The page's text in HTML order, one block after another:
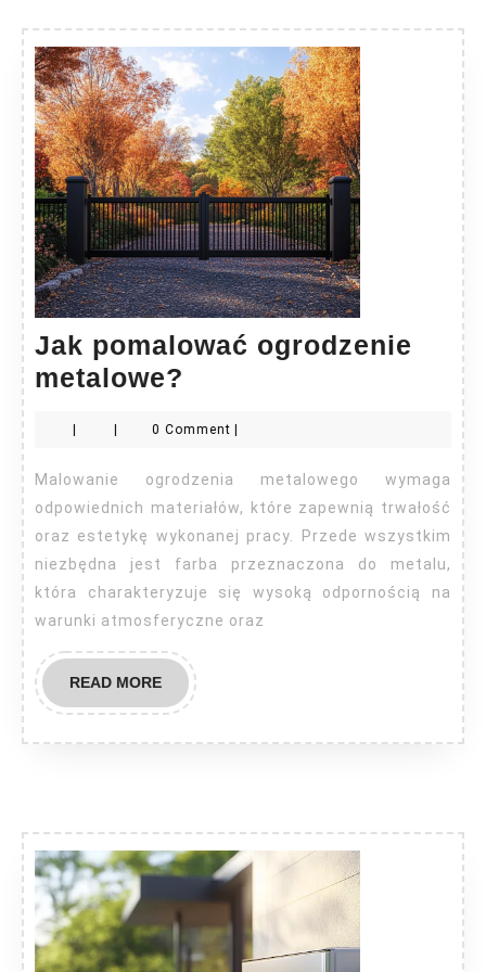
Jak pomalować ogrodzenie
metalowe?
ogrodzenie
metalowe?
| | 0 Comment |
Malowanie ogrodzenia metalowego wymaga
odpowiednich materiałów, które zapewnią trwałość
oraz estetykę wykonanej pracy. Przede wszystkim
niezbędna jest farba przeznaczona do metalu,
która charakteryzuje się wysoką odpornością na
warunki atmosferyczne oraz
READ MOREREAD
MORE